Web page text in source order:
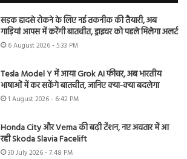
सड़क हादसे रोकने के लिए नई तकनीक की तैयारी, अब
गाड़ियां आपस में करेंगी बातचीत, ड्राइवर को पहले मिलेगा अलर्ट
6 August 2026 - 5:33 PM
Tesla Model Y में आया Grok AI फीचर, अब भारतीय
भाषाओं में कर सकेंगे बातचीत, जानिए क्या-क्या बदलेगा
1 August 2026 - 6:42 PM
Honda City और Verna की बढ़ी टेंशन, नए अवतार में आ
रही Skoda Slavia Facelift
30 July 2026 - 7:48 PM